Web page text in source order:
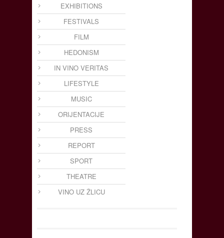
EXHIBITIONS
FESTIVALS
FILM
HEDONISM
IN VINO VERITAS
LIFESTYLE
MUSIC
ORIJENTACIJE
PRESS
REPORT
SPORT
THEATRE
VINO UZ ŽLICU